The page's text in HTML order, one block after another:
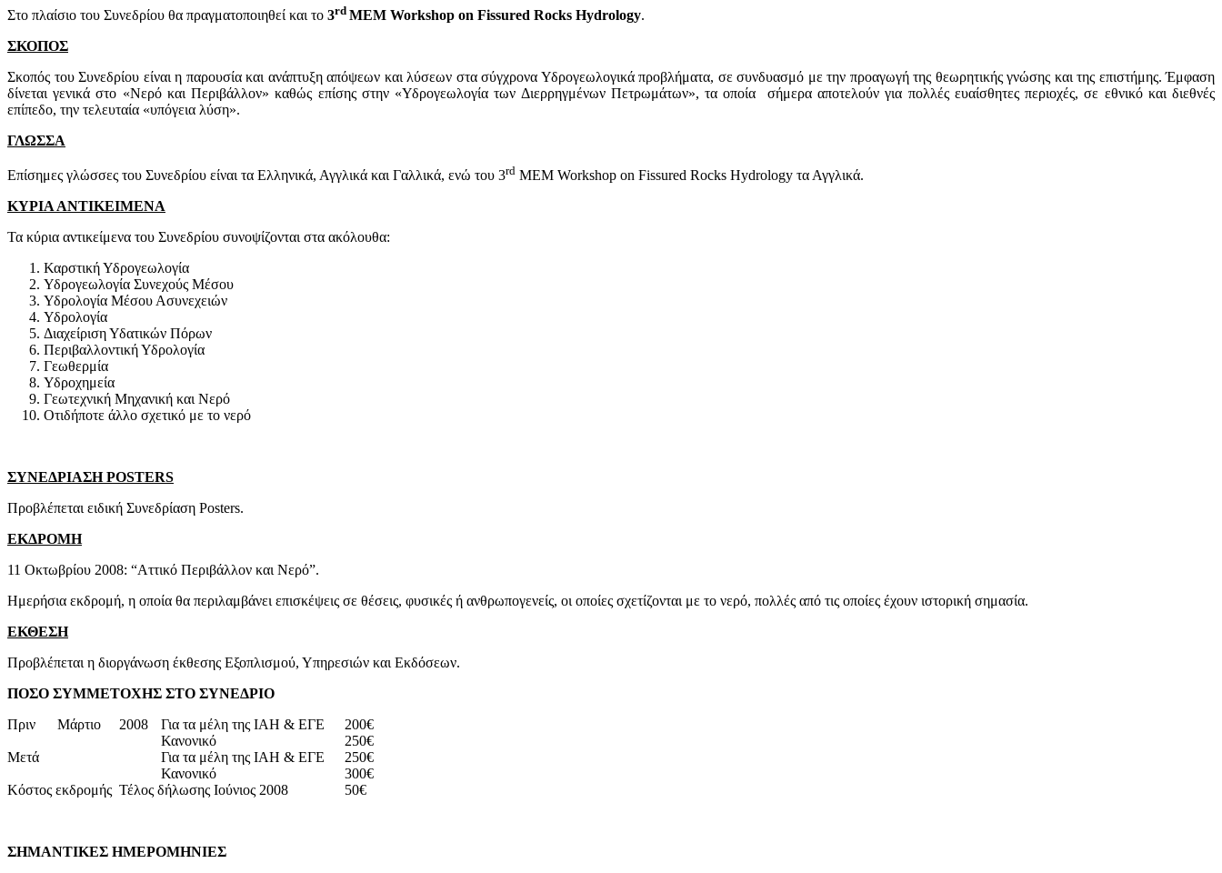
Στο πλαίσιο του Συνεδρίου θα πραγματοποιηθεί και το 3rd MEM Workshop on Fissured Rocks Hydrology.
ΣΚΟΠΟΣ
Σκοπός του Συνεδρίου είναι η παρουσία και ανάπτυξη απόψεων και λύσεων στα σύγχρονα Υδρογεωλογικά προβλήματα, σε συνδυασμό με την προαγωγή της θεωρητικής γνώσης και της επιστήμης. Έμφαση
δίνεται γενικά στο «Νερό και Περιβάλλον» καθώς επίσης στην «Υδρογεωλογία των Διερρηγμένων Πετρωμάτων», τα οποία σήμερα αποτελούν για πολλές ευαίσθητες περιοχές, σε εθνικό και διεθνές
επίπεδο, την τελευταία «υπόγεια λύση».
ΓΛΩΣΣΑ
Επίσημες γλώσσες του Συνεδρίου είναι τα Ελληνικά, Αγγλικά και Γαλλικά, ενώ του 3rd MEM Workshop on Fissured Rocks Hydrology τα Αγγλικά.
ΚΥΡΙΑ ΑΝΤΙΚΕΙΜΕΝΑ
Τα κύρια αντικείμενα του Συνεδρίου συνοψίζονται στα ακόλουθα:
Καρστική Υδρογεωλογία
Υδρογεωλογία Συνεχούς Μέσου
Υδρολογία Μέσου Ασυνεχειών
Υδρολογία
Διαχείριση Υδατικών Πόρων
Περιβαλλοντική Υδρολογία
Γεωθερμία
Υδροχημεία
Γεωτεχνική Μηχανική και Νερό
Οτιδήποτε άλλο σχετικό με το νερό
ΣΥΝΕΔΡΙΑΣΗ POSTERS
Προβλέπεται ειδική Συνεδρίαση Posters.
ΕΚΔΡΟΜΗ
11 Οκτωβρίου 2008: “Αττικό Περιβάλλον και Νερό”.
Ημερήσια εκδρομή, η οποία θα περιλαμβάνει επισκέψεις σε θέσεις, φυσικές ή ανθρωπογενείς, οι οποίες σχετίζονται με το νερό, πολλές από τις οποίες έχουν ιστορική σημασία.
ΕΚΘΕΣΗ
Προβλέπεται η διοργάνωση έκθεσης Εξοπλισμού, Υπηρεσιών και Εκδόσεων.
ΠΟΣΟ ΣΥΜΜΕΤΟΧΗΣ ΣΤΟ ΣΥΝΕΔΡΙΟ
Πριν
Μάρτιο 2008 Για τα μέλη της IAH & ΕΓΕ
200€
Κανονικό
250€
Μετά
Για τα μέλη της IAH & ΕΓΕ
250€
Κανονικό
300€
Κόστος εκδρομής Τέλος δήλωσης Ιούνιος 2008 50€
ΣΗΜΑΝΤΙΚΕΣ ΗΜΕΡΟΜΗΝΙΕΣ